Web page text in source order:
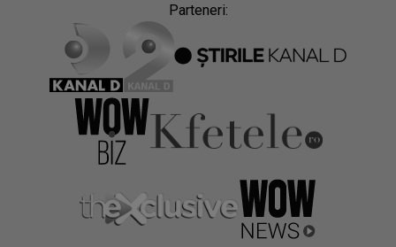
Parteneri: